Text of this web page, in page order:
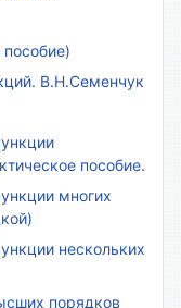
В.Н.Семенчук
пособие.
многих
нескольких
порядков